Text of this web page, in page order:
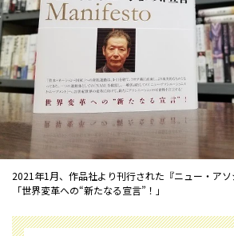
2021年1月、作品社より刊行された『ニュー・アソ
――「世界変革への“新たなる宣言”！」